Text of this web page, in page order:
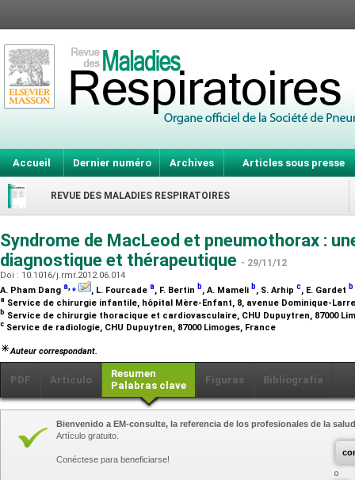
Accueil Dernier numéro Archives Articles sous presse
REVUE DES MALADIES RESPIRATOIRES
Syndrome de MacLeod et pneumothorax :
diagnostique et thérapeutique - 29/11/12
Doi : 10.1016/j.rmr.2012.06.014
A. Pham Dang a,⁎ , L. Fourcade a, F. Bertin b, A. Mameli b, S. Arhip c, E. Gardet b
a Service de chirurgie infantile, hôpital Mère-Enfant, 8, avenue Dominique-
b Service de chirurgie thoracique et cardiovasculaire, CHU Dupuytren, 87000
c Service de radiologie, CHU Dupuytren, 87000 Limoges, France
Auteur correspondant.
PDF Artículo
Resumen
Palabras clave
Figuras Bibliografía
Bienvenido a EM-consulte, la referencia de los profesionales de la
Artículo gratuito.
Conéctese para beneficiarse!